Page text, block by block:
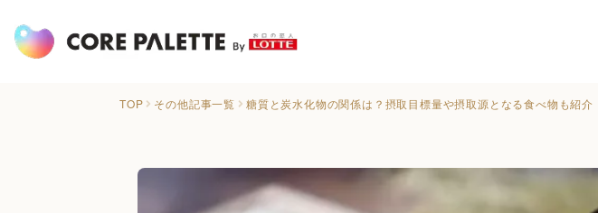
TOP その他記事一覧 糖質と炭水化物の関係は？摂取目標量や摂取源となる食べ物も紹介